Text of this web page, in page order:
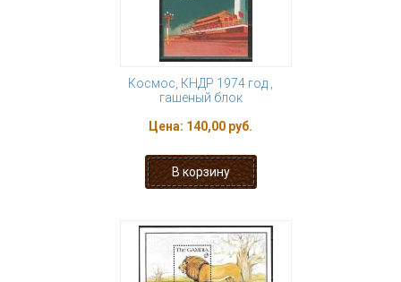
Космос, КНДР 1974 год ,
гашеный блок
Цена: 140,00 руб.